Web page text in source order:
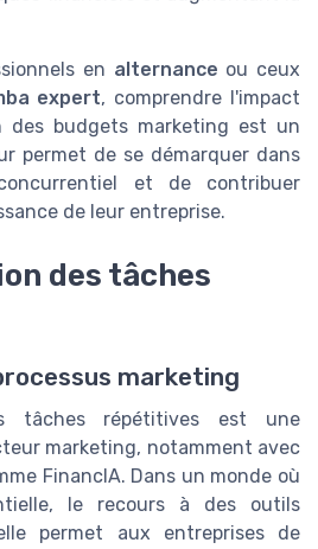
en alternance ou ceux
expert, comprendre l'impact
des budgets marketing est un
permet de se démarquer dans
et de contribuer
de leur entreprise.
des tâches
marketing
tâches répétitives est une
marketing, notamment avec
FinancIA. Dans un monde où
le recours à des outils
permet aux entreprises de